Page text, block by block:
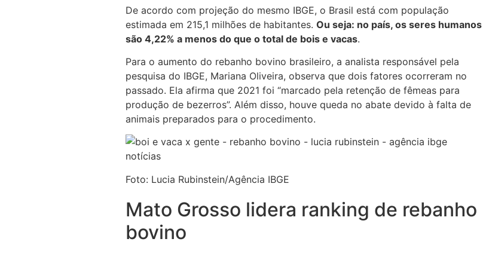
De acordo com projeção do mesmo IBGE, o Brasil está com população
estimada em 215,1 milhões de habitantes. Ou seja: no país, os seres humanos
são 4,22% a menos do que o total de bois e vacas.
Para o aumento do rebanho bovino brasileiro, a analista responsável pela
pesquisa do IBGE, Mariana Oliveira, observa que dois fatores ocorreram no
passado. Ela afirma que 2021 foi “marcado pela retenção de fêmeas para
produção de bezerros”. Além disso, houve queda no abate devido à falta de
animais preparados para o procedimento.
Foto: Lucia Rubinstein/Agência IBGE
Mato Grosso lidera ranking de rebanho
bovino